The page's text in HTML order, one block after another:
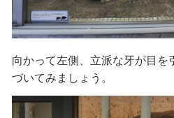
向かって左側、立派な牙が目を
づいてみましょう。